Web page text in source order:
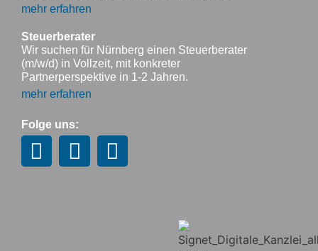
mehr erfahren
Steuerberater
Wir suchen für Nürnberg einen Steuerberater
(m/w/d) in Vollzeit, mit konkreter
Partnerperspektive in 1-2 Jahren.
mehr erfahren
Folge uns: